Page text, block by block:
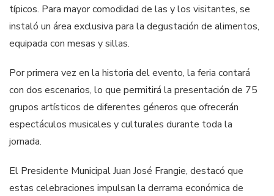
típicos. Para mayor comodidad de las y los visitantes, se
instaló un área exclusiva para la degustación de alimentos,
equipada con mesas y sillas.
Por primera vez en la historia del evento, la feria contará
con dos escenarios, lo que permitirá la presentación de 75
grupos artísticos de diferentes géneros que ofrecerán
espectáculos musicales y culturales durante toda la
jornada.
El Presidente Municipal Juan José Frangie, destacó que
estas celebraciones impulsan la derrama económica de